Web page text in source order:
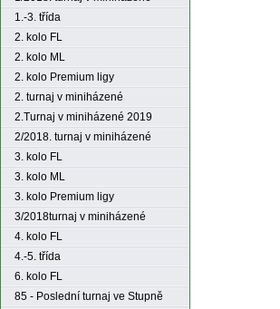
1.-3. třída
2. kolo FL
2. kolo ML
2. kolo Premium ligy
2. turnaj v miniházené
2.Turnaj v miniházené 2019
2/2018. turnaj v miniházené
3. kolo FL
3. kolo ML
3. kolo Premium ligy
3/2018turnaj v miniházené
4. kolo FL
4.-5. třída
6. kolo FL
85 - Poslední turnaj ve Stupně